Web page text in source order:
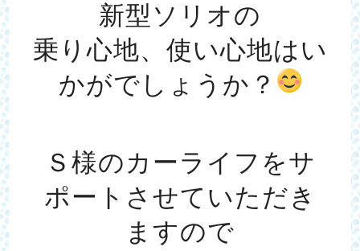
新型ソリオの
乗り心地、使い心地はい
かがでしょうか？
Ｓ様のカーライフをサ
ポートさせていただき
ますので